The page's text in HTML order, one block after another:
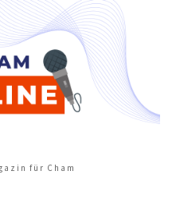
für Cham